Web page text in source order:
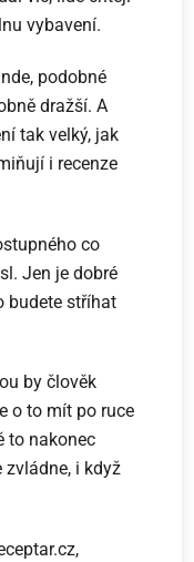
vybavení.
podobné
dražší. A
tak velký, jak
i recenze
co
Jen je dobré
budete stříhat
by člověk
o to mít po ruce
to nakonec
zvládne, i když